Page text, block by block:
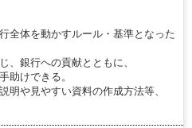
全体を動かすルール・基準となった
、銀行への貢献とともに、
助けできる。
明や見やすい資料の作成方法等、